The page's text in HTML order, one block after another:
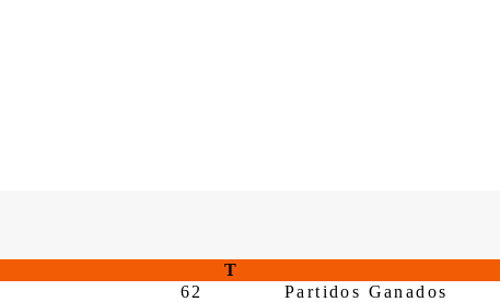
T
62
Partidos Ganados